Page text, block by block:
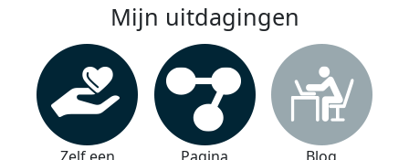
Mijn uitdagingen